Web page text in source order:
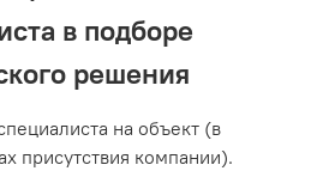
в подборе
решения
на объект (в
присутствия компании).